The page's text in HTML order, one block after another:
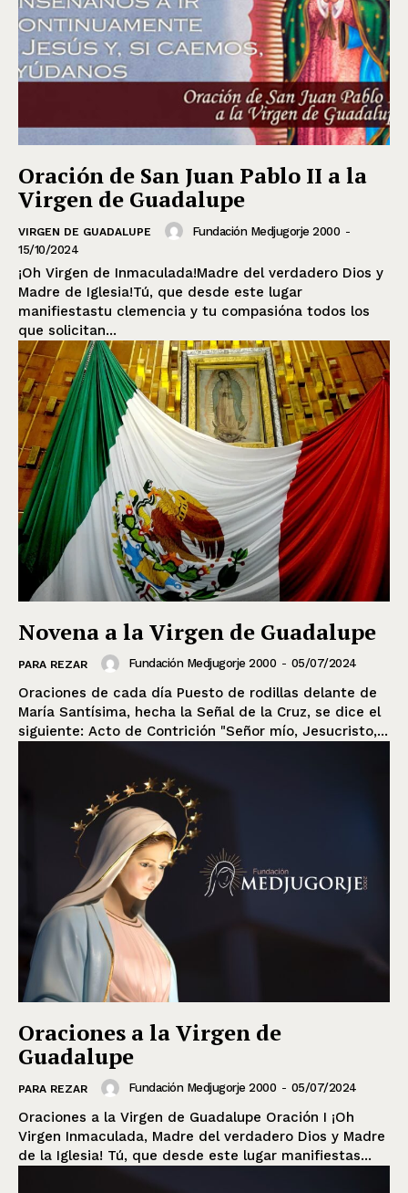
Oración de San Juan Pablo II a la
Virgen de Guadalupe
VIRGEN DE GUADALUPE Fundación Medjugorje 2000 -
15/10/2024
¡Oh Virgen de Inmaculada!Madre del verdadero Dios y
Madre de Iglesia!Tú, que desde este lugar
manifiestastu clemencia y tu compasióna todos los
que solicitan...
Novena a la Virgen de Guadalupe
PARA REZAR Fundación Medjugorje 2000 - 05/07/2024
Oraciones de cada día Puesto de rodillas delante de
María Santísima, hecha la Señal de la Cruz, se dice el
siguiente: Acto de Contrición "Señor mío, Jesucristo,...
Oraciones a la Virgen de
Guadalupe
PARA REZAR Fundación Medjugorje 2000 - 05/07/2024
Oraciones a la Virgen de Guadalupe Oración I ¡Oh
Virgen Inmaculada, Madre del verdadero Dios y Madre
de la Iglesia! Tú, que desde este lugar manifiestas...